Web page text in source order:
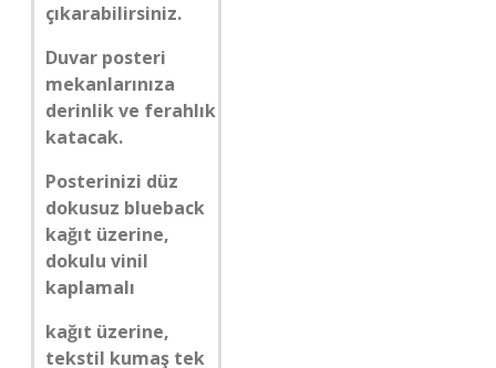
çıkarabilirsiniz.
Duvar posteri
mekanlarınıza
derinlik ve ferahlık
katacak.
Posterinizi düz
dokusuz blueback
kağıt üzerine,
dokulu vinil
kaplamalı
kağıt üzerine,
tekstil kumaş tek